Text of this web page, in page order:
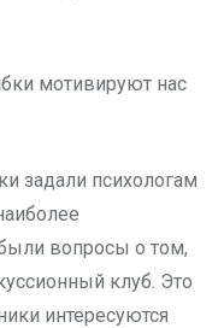
мотивируют нас
задали психологам
вопросы о том,
клуб. Это
интересуются